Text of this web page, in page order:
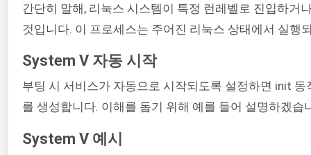
간단히 말해, 리눅스 시스템이 특정 런레벨로 진입하거
것입니다. 이 프로세스는 주어진 리눅스 상태에서 실행
System V 자동 시작
부팅 시 서비스가 자동으로 시작되도록 설정하면 init
를 생성합니다. 이해를 돕기 위해 예를 들어 설명하겠습
System V 예시